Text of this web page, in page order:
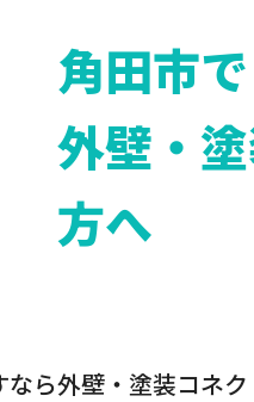
角田市で
外壁・
方へ
ら外壁・塗装コネク